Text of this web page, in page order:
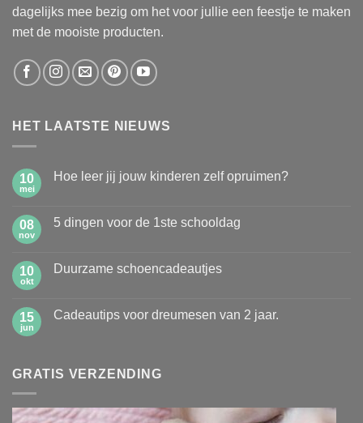
dagelijks mee bezig om het voor jullie een feestje te maken
met de mooiste producten.
HET LAATSTE NIEUWS
10
mei
Hoe leer jij jouw kinderen zelf opruimen?
Hoe
kinderen
zelf
08
nov
5 dingen voor de 1ste schooldag
5
1ste
schooldag
10
okt
Duurzame schoencadeautjes
Duurzame
15
jun
Cadeautips voor dreumesen van 2 jaar.
voor
jaar.
GRATIS VERZENDING